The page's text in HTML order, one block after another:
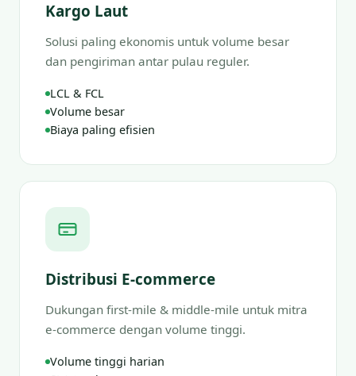
Kargo Laut
Solusi paling ekonomis untuk volume besar
dan pengiriman antar pulau reguler.
LCL & FCL
Volume besar
Biaya paling efisien
Distribusi E-commerce
Dukungan first-mile & middle-mile untuk mitra
e-commerce dengan volume tinggi.
Volume tinggi harian